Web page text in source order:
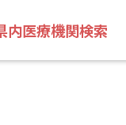
内医療機関検索